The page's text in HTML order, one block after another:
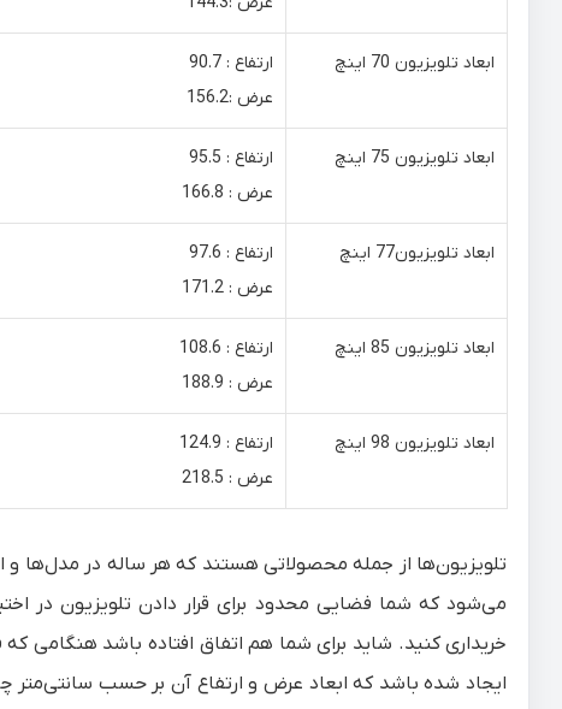
ابعاد تلویزیون 70 اینچ
ارتفاع : 90.7
عرض :156.2
ابعاد تلویزیون 75 اینچ
ارتفاع : 95.5
عرض : 166.8
ابعاد تلویزیون77 اینچ
ارتفاع : 97.6
عرض : 171.2
ابعاد تلویزیون 85 اینچ
ارتفاع : 108.6
عرض : 188.9
ابعاد تلویزیون 98 اینچ
ارتفاع : 124.9
عرض : 218.5
تلویزیون‌ها از جمله محصولاتی هستند که هر ساله در مدل‌ها
می‌شود که شما فضایی محدود برای قرار دادن تلویزیون در
ایجاد شده باشد که ابعاد عرض و ارتفاع آن بر حسب سانتی‌متر چه